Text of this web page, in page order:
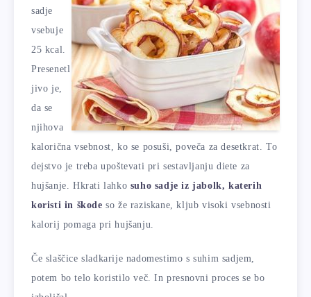
sadje
vsebuje
25 kcal.
Presenetl
jivo je,
da se
njihova
kalorična vsebnost, ko se posuši, poveča za desetkrat. To
dejstvo je treba upoštevati pri sestavljanju diete za
hujšanje. Hkrati lahko suho sadje iz jabolk, katerih
koristi in škode so že raziskane, kljub visoki vsebnosti
kalorij pomaga pri hujšanju.
Če slaščice sladkarije nadomestimo s suhim sadjem,
potem bo telo koristilo več. In presnovni proces se bo